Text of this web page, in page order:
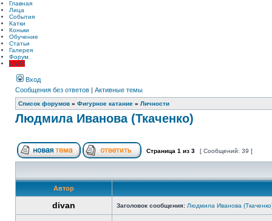
Главная
Лица
События
Катки
Коньки
Обучение
Статьи
Галерея
Форум
LIVE!
Вход
Сообщения без ответов | Активные темы
Список форумов » Фигурное катание » Личности
Людмила Иванова (Ткаченко)
Страница 1 из 3 [ Сообщений: 39 ]
Автор
divan Заголовок сообщения: Людмила Иванова